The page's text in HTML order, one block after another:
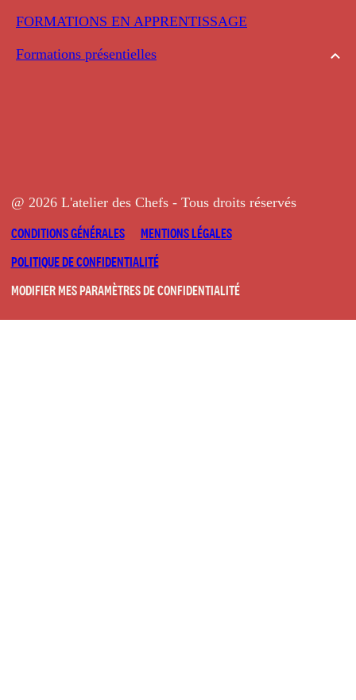
FORMATIONS EN APPRENTISSAGE
Formations présentielles
@ 2026 L'atelier des Chefs - Tous droits réservés
CONDITIONS GÉNÉRALES
MENTIONS LÉGALES
POLITIQUE DE CONFIDENTIALITÉ
MODIFIER MES PARAMÈTRES DE CONFIDENTIALITÉ